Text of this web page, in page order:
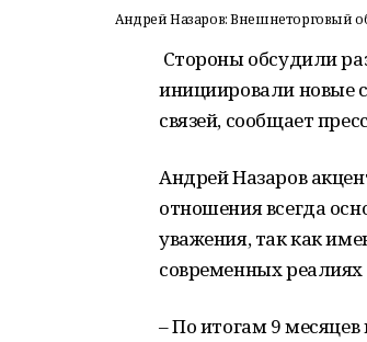
Андрей Назаров: Внешнеторговый
Стороны обсудили
инициировали новые
связей, сообщает
Андрей Назаров
отношения всегда
уважения, так как
современных
– По итогам 9